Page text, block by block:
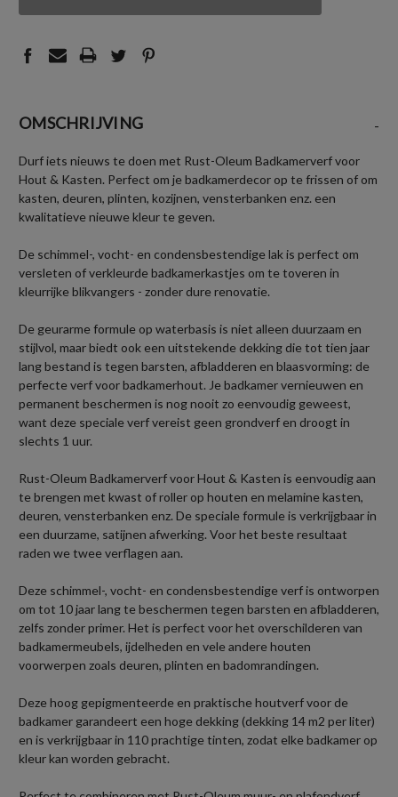
UNDEFINEDUNDEFINED
OMSCHRIJVING -
Durf iets nieuws te doen met Rust-Oleum Badkamerverf voor
Hout & Kasten. Perfect om je badkamerdecor op te frissen of om
kasten, deuren, plinten, kozijnen, vensterbanken enz. een
kwalitatieve nieuwe kleur te geven.
De schimmel-, vocht- en condensbestendige lak is perfect om
versleten of verkleurde badkamerkastjes om te toveren in
kleurrijke blikvangers - zonder dure renovatie.
De geurarme formule op waterbasis is niet alleen duurzaam en
stijlvol, maar biedt ook een uitstekende dekking die tot tien jaar
lang bestand is tegen barsten, afbladderen en blaasvorming: de
perfecte verf voor badkamerhout. Je badkamer vernieuwen en
permanent beschermen is nog nooit zo eenvoudig geweest,
want deze speciale verf vereist geen grondverf en droogt in
slechts 1 uur.
Rust-Oleum Badkamerverf voor Hout & Kasten is eenvoudig aan
te brengen met kwast of roller op houten en melamine kasten,
deuren, vensterbanken enz. De speciale formule is verkrijgbaar in
een duurzame, satijnen afwerking. Voor het beste resultaat
raden we twee verflagen aan.
Deze schimmel-, vocht- en condensbestendige verf is ontworpen
om tot 10 jaar lang te beschermen tegen barsten en afbladderen,
zelfs zonder primer. Het is perfect voor het overschilderen van
badkamermeubels, ijdelheden en vele andere houten
voorwerpen zoals deuren, plinten en badomrandingen.
Deze hoog gepigmenteerde en praktische houtverf voor de
badkamer garandeert een hoge dekking (dekking 14 m2 per liter)
en is verkrijgbaar in 110 prachtige tinten, zodat elke badkamer op
kleur kan worden gebracht.